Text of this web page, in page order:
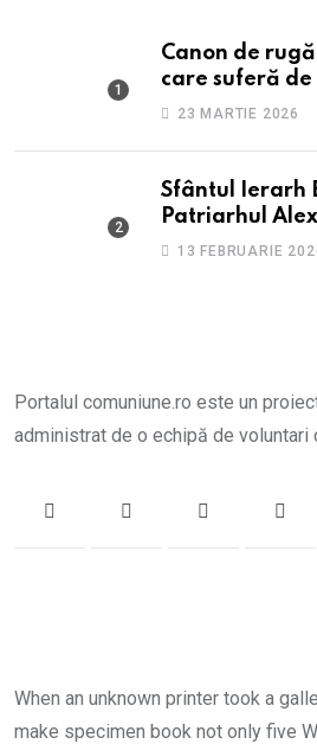
Canon de
care suferă de
anxietate
23 MARTIE 2026
Sfântul Ierarh
Patriarhul
13 FEBRUARIE
Portalul comuniune.ro este un
administrat de o echipă de voluntari
When an unknown printer took a
make specimen book not only five